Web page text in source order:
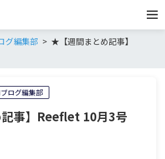
グ編集部
★【週間まとめ記事】
ログ編集部
事】Reeflet 10月3号